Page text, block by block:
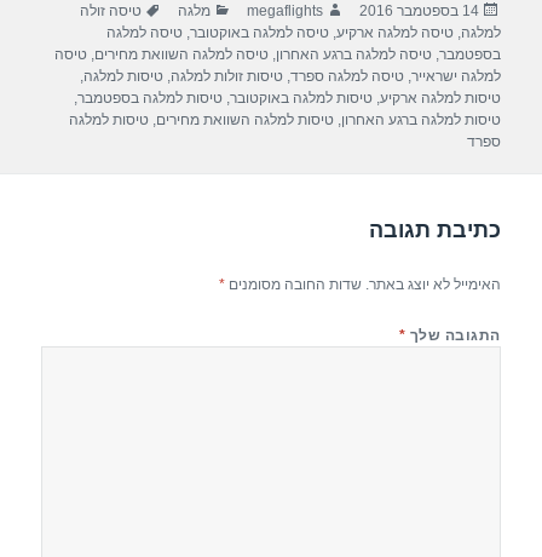
e
b
o
gr
a
m
s
A
p
e
פורסם
בתאריך
14 בספטמבר 2016 מחבר
megaflights קטגוריות
מלגה תגיות
טיסה זולה
למלגה,טיסה למלגה ארקיע,טיסה למלגה באוקטובר,טיסה למלגה
בספטמבר,טיסה למלגה ברגע האחרון,טיסה למלגה השוואת מחירים,טיסה
למלגה ישראייר,טיסה למלגה ספרד,טיסות זולות למלגה,טיסות למלגה,
טיסות למלגה ארקיע,טיסות למלגה באוקטובר,טיסות למלגה בספטמבר,
טיסות למלגה ברגע האחרון,טיסות למלגה השוואת מחירים,טיסות למלגה
ספרד
כתיבת תגובה
האימייל לא יוצג באתר. שדות החובה מסומנים*
התגובה שלך *